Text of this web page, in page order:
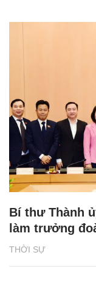
THỜI SỰ
Bí thư Thành
làm trưởng